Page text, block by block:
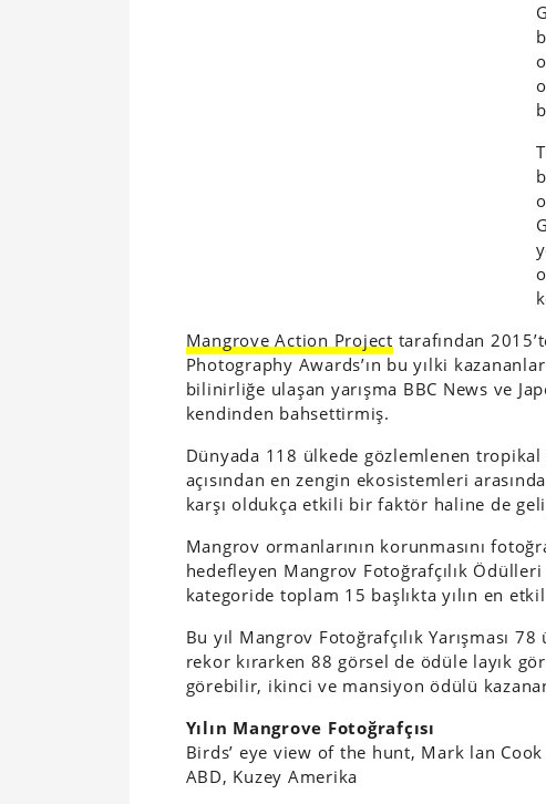
Mangrove Action Project tarafından
Photography Awards’ın bu yılki
bilinirliğe ulaşan yarışma BBC News ve
kendinden bahsettirmiş.
Dünyada 118 ülkede gözlemlenen
açısından en zengin ekosistemleri
karşı oldukça etkili bir faktör haline de
Mangrov ormanlarının korunmasını
hedefleyen Mangrov Fotoğrafçılık
kategoride toplam 15 başlıkta yılın en
Bu yıl Mangrov Fotoğrafçılık Yarışması
rekor kırarken 88 görsel de ödüle layık
görebilir, ikinci ve mansiyon ödülü
Yılın Mangrove Fotoğrafçısı
Birds’ eye view of the hunt, Mark lan Cook
ABD, Kuzey Amerika